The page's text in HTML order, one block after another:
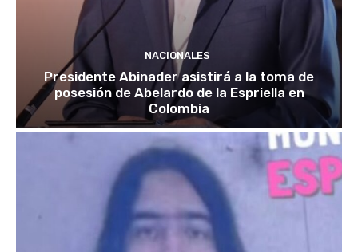
NACIONALES
Presidente Abinader asistirá a la toma de
posesión de Abelardo de la Espriella en
Colombia